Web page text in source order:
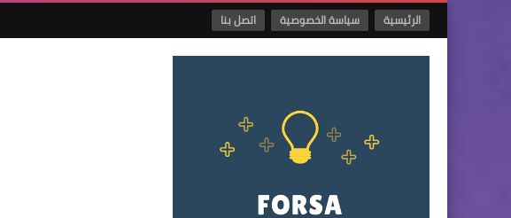
الرئيسية سياسة الخصوصية اتصل بنا